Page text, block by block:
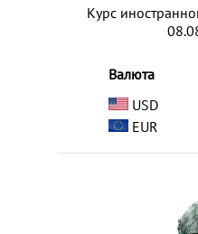
Курс
Валюта
USD
EUR